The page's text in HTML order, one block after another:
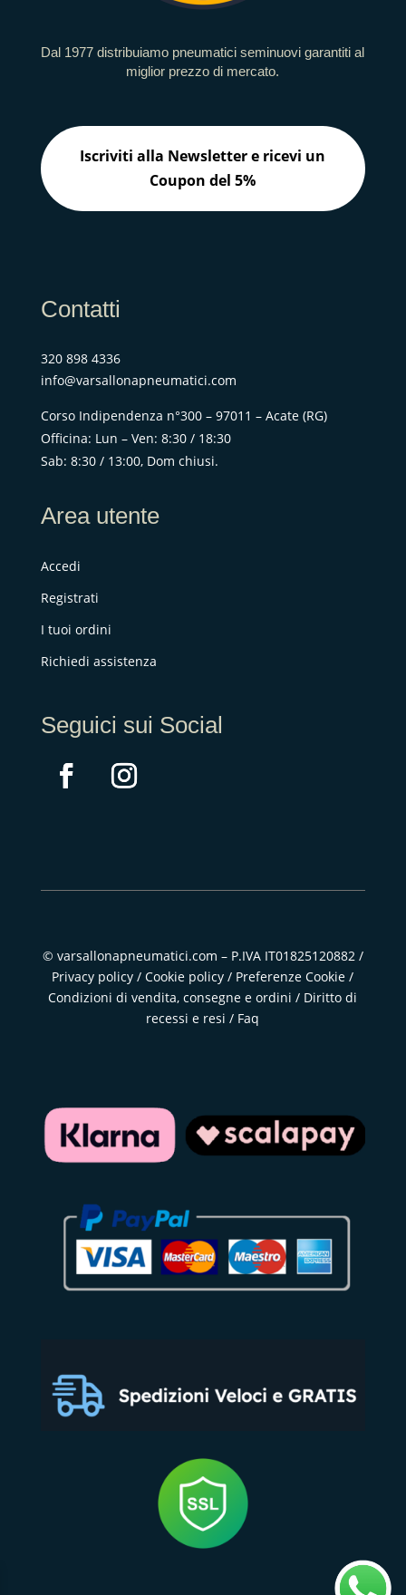
Dal 1977 distribuiamo pneumatici seminuovi garantiti al
miglior prezzo di mercato.
Iscriviti alla Newsletter e ricevi un
Coupon del 5%
Contatti
320 898 4336
info@varsallonapneumatici.com
Corso Indipendenza n°300 – 97011 – Acate (RG)
Officina: Lun – Ven: 8:30 / 18:30
Sab: 8:30 / 13:00, Dom chiusi.
Area utente
Accedi
Registrati
I tuoi ordini
Richiedi assistenza
Seguici sui Social
© varsallonapneumatici.com – P.IVA IT01825120882 /
Privacy policy /Cookie policy / Preferenze Cookie /
Condizioni di vendita, consegne e ordini / Diritto di
recessi e resi / Faq